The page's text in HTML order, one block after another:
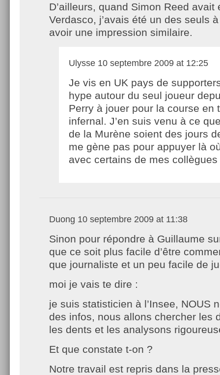
D’ailleurs, quand Simon Reed avait
Verdasco, j’avais été un des seuls
avoir une impression similaire.
Ulysse 10 septembre 2009 at 12:25
Je vis en UK pays de
hype autour du seul joueur
Perry à jouer pour la course en
infernal. J’en suis venu à ce
de la Murène soient des jours
me gène pas pour appuyer là
avec certains de mes
Duong 10 septembre 2009 at 11:38
Sinon pour répondre à Guillaume
que ce soit plus facile d’être
que journaliste et un peu facile de
moi je vais te dire :
je suis statisticien à l’Insee, NOUS
des infos, nous allons chercher les
les dents et les analysons
Et que constate t-on ?
Notre travail est repris dans la